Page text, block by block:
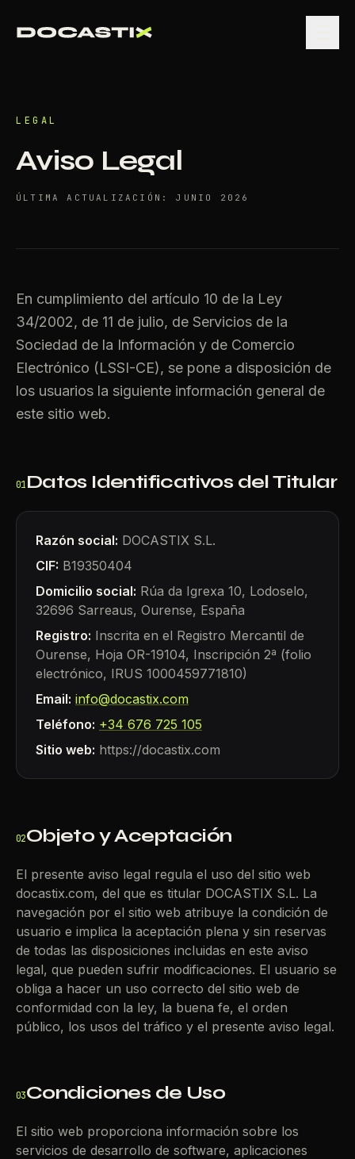
LEGAL
Aviso Legal
ÚLTIMA ACTUALIZACIÓN:JUNIO 2026
En cumplimiento del artículo 10 de la Ley
34/2002, de 11 de julio, de Servicios de la
Sociedad de la Información y de Comercio
Electrónico (LSSI-CE), se pone a disposición de
los usuarios la siguiente información general de
este sitio web.
01Datos Identificativos del Titular
Razón social: DOCASTIX S.L.
CIF: B19350404
Domicilio social: Rúa da Igrexa 10, Lodoselo,
32696 Sarreaus, Ourense, España
Registro: Inscrita en el Registro Mercantil de
Ourense, Hoja OR-19104, Inscripción 2ª (folio
electrónico, IRUS 1000459771810)
Email: info@docastix.com
Teléfono: +34 676 725 105
Sitio web: https://docastix.com
02Objeto y Aceptación
El presente aviso legal regula el uso del sitio web
docastix.com, del que es titular DOCASTIX S.L. La
navegación por el sitio web atribuye la condición de
usuario e implica la aceptación plena y sin reservas
de todas las disposiciones incluidas en este aviso
legal, que pueden sufrir modificaciones. El usuario se
obliga a hacer un uso correcto del sitio web de
conformidad con la ley, la buena fe, el orden
público, los usos del tráfico y el presente aviso legal.
03Condiciones de Uso
El sitio web proporciona información sobre los
servicios de desarrollo de software, aplicaciones